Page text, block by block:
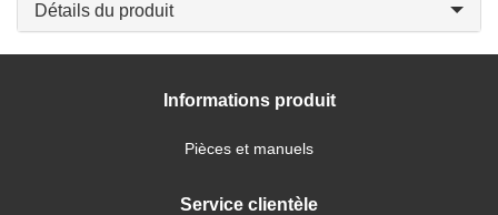
Détails du produit
Informations produit
Pièces et manuels
Service clientèle